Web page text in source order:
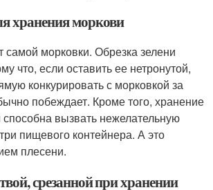
хранения моркови
самой морковки. Обрезка зелени
что, если оставить ее нетронутой,
конкурировать с морковкой за
побеждает. Кроме того, хранение
вызвать нежелательную
пищевого контейнера. А это
плесени.
срезанной при хранении